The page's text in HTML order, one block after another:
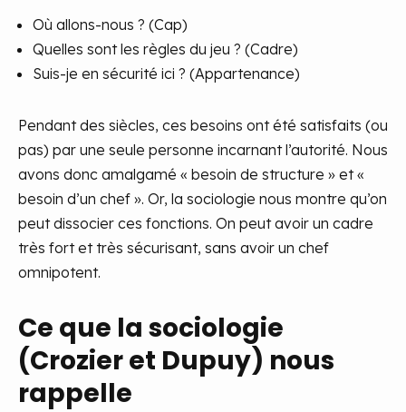
Où allons-nous ? (Cap)
Quelles sont les règles du jeu ? (Cadre)
Suis-je en sécurité ici ? (Appartenance)
Pendant des siècles, ces besoins ont été satisfaits (ou
pas) par une seule personne incarnant l’autorité. Nous
avons donc amalgamé « besoin de structure » et «
besoin d’un chef ». Or, la sociologie nous montre qu’on
peut dissocier ces fonctions. On peut avoir un cadre
très fort et très sécurisant, sans avoir un chef
omnipotent.
Ce que la sociologie
(Crozier et Dupuy) nous
rappelle